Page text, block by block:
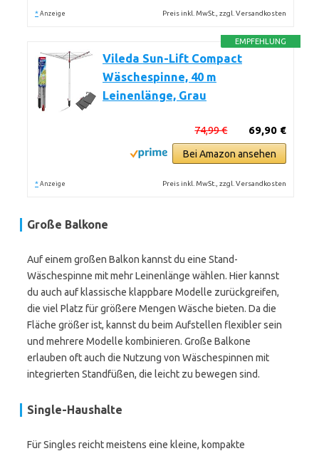
* Anzeige Preis inkl. MwSt., zzgl. Versandkosten
EMPFEHLUNG
Vileda Sun-Lift Compact
Wäschespinne, 40 m
Leinenlänge, Grau
69,90 €
74,99 €
Bei Amazon ansehen
* Anzeige Preis inkl. MwSt., zzgl. Versandkosten
Große Balkone
Auf einem großen Balkon kannst du eine Stand-
Wäschespinne mit mehr Leinenlänge wählen. Hier kannst
du auch auf klassische klappbare Modelle zurückgreifen,
die viel Platz für größere Mengen Wäsche bieten. Da die
Fläche größer ist, kannst du beim Aufstellen flexibler sein
und mehrere Modelle kombinieren. Große Balkone
erlauben oft auch die Nutzung von Wäschespinnen mit
integrierten Standfüßen, die leicht zu bewegen sind.
Single-Haushalte
Für Singles reicht meistens eine kleine, kompakte